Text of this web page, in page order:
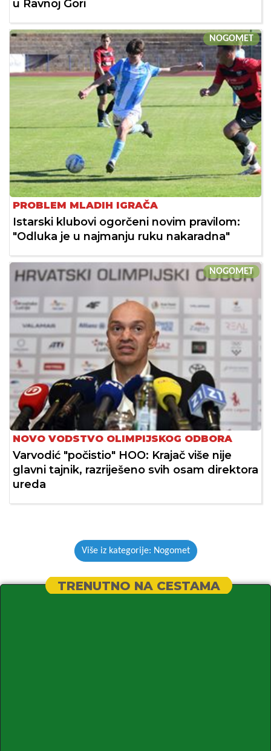
u Ravnoj Gori
NOGOMET
PROBLEM MLADIH IGRAČA
Istarski klubovi ogorčeni novim pravilom:
"Odluka je u najmanju ruku nakaradna"
NOGOMET
NOVO VODSTVO OLIMPIJSKOG ODBORA
Varvodić "počistio" HOO: Krajač više nije
glavni tajnik, razriješeno svih osam direktora
ureda
Više iz kategorije: Nogomet
TRENUTNO NA CESTAMA